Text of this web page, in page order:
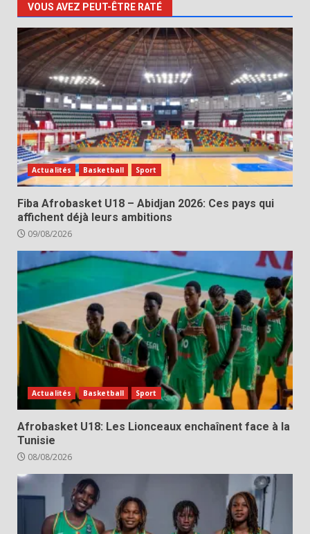
VOUS AVEZ PEUT-ÊTRE RATÉ
Actualités Basketball Sport
Fiba Afrobasket U18 – Abidjan 2026: Ces pays qui
affichent déjà leurs ambitions
09/08/2026
Actualités Basketball Sport
Afrobasket U18: Les Lionceaux enchaînent face à la
Tunisie
08/08/2026